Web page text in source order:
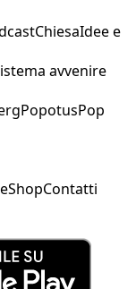
ChiesaIdee e
avvenire
PopotusPop
ShopContatti